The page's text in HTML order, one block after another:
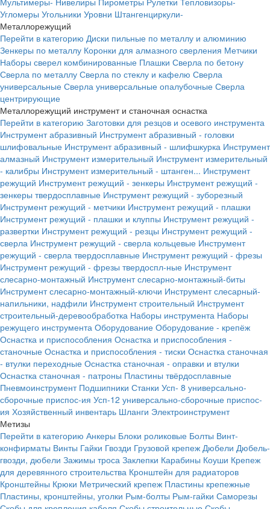
Угломеры Угольники Уровни Штангенциркули-
Металлорежущий
Перейти в категорию Диски пильные по металлу и алюминию
Зенкеры по металлу Коронки для алмазного сверления Метчики
Наборы сверел комбинированные Плашки Сверла по бетону
Сверла по металлу Сверла по стеклу и кафелю Сверла
универсальные Сверла универсальные опалубочные Сверла
центрирующие
Металлорежущий инструмент и станочная оснастка
Перейти в категорию Заготовки для резцов и осевого инструмента
Инструмент абразивный Инструмент абразивный - головки
шлифовальные Инструмент абразивный - шлифшкурка Инструмент
алмазный Инструмент измерительный Инструмент измерительный
- калибры Инструмент измерительный - штанген... Инструмент
режущий Инструмент режущий - зенкеры Инструмент режущий -
зенкеры твердосплавные Инструмент режущий - зуборезный
Инструмент режущий - метчики Инструмент режущий - плашки
Инструмент режущий - плашки и клуппы Инструмент режущий -
развертки Инструмент режущий - резцы Инструмент режущий -
сверла Инструмент режущий - сверла кольцевые Инструмент
режущий - сверла твердосплавные Инструмент режущий - фрезы
Инструмент режущий - фрезы твердоспл-ные Инструмент
слесарно-монтажный Инструмент слесарно-монтажный-биты
Инструмент слесарно-монтажный-ключи Инструмент слесарный-
напильники, надфили Инструмент строительный Инструмент
строительный-деревообработка Наборы инструмента Наборы
режущего инструмента Оборудование Оборудование - крепёж
Оснастка и приспособления Оснастка и приспособления -
станочные Оснастка и приспособления - тиски Оснастка станочная
- втулки переходные Оснастка станочная - оправки и втулки
Оснастка станочная - патроны Пластины твёрдосплавные
Пневмоинструмент Подшипники Станки Усп- 8 универсально-
сборочные приспос-ия Усп-12 универсально-сборочные приспос-
ия Хозяйственный инвентарь Шланги Электроинструмент
Метизы
Перейти в категорию Анкеры Блоки роликовые Болты Винт-
конфирматы Винты Гайки Гвозди Грузовой крепеж Дюбели Дюбель-
гвозди, дюбели Зажимы троса Заклепки Карабины Коуши Крепеж
для деревянного строительства Кронштейн для радиаторов
Кронштейны Крюки Метрический крепеж Пластины крепежные
Пластины, кронштейны, уголки Рым-болты Рым-гайки Саморезы